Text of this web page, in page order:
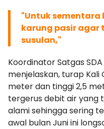
"Untuk
karung pasir agar
susulan,"
Koordinator Satgas
menjelaskan, turap
meter dan tinggi 2,5
tergerus debit air yang
alami sehingga sering
awal bulan Juni ini